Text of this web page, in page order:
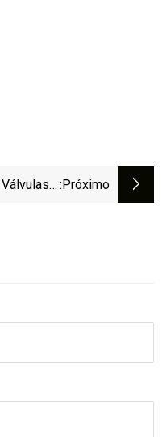
Y :próximo